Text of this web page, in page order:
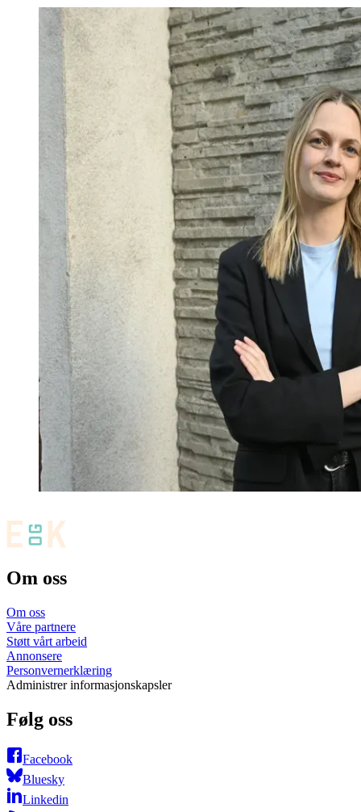
Om oss
Om oss
Våre partnere
Støtt vårt arbeid
Annonsere
Personvernerklæring
Administrer informasjonskapsler
Følg oss
Facebook
Bluesky
Linkedin